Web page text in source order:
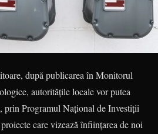
după publicarea în Monitorul
autoritățile locale vor putea
prin Programul Național de Investiții
care vizează înființarea de noi